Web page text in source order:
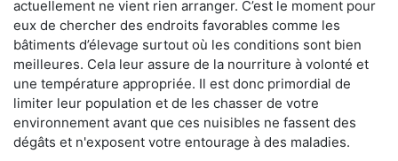
actuellement ne vient rien arranger. C’est le moment pour
eux de chercher des endroits favorables comme les
bâtiments d’élevage surtout où les conditions sont bien
meilleures. Cela leur assure de la nourriture à volonté et
une température appropriée. Il est donc primordial de
limiter leur population et de les chasser de votre
environnement avant que ces nuisibles ne fassent des
dégâts et n'exposent votre entourage à des maladies.